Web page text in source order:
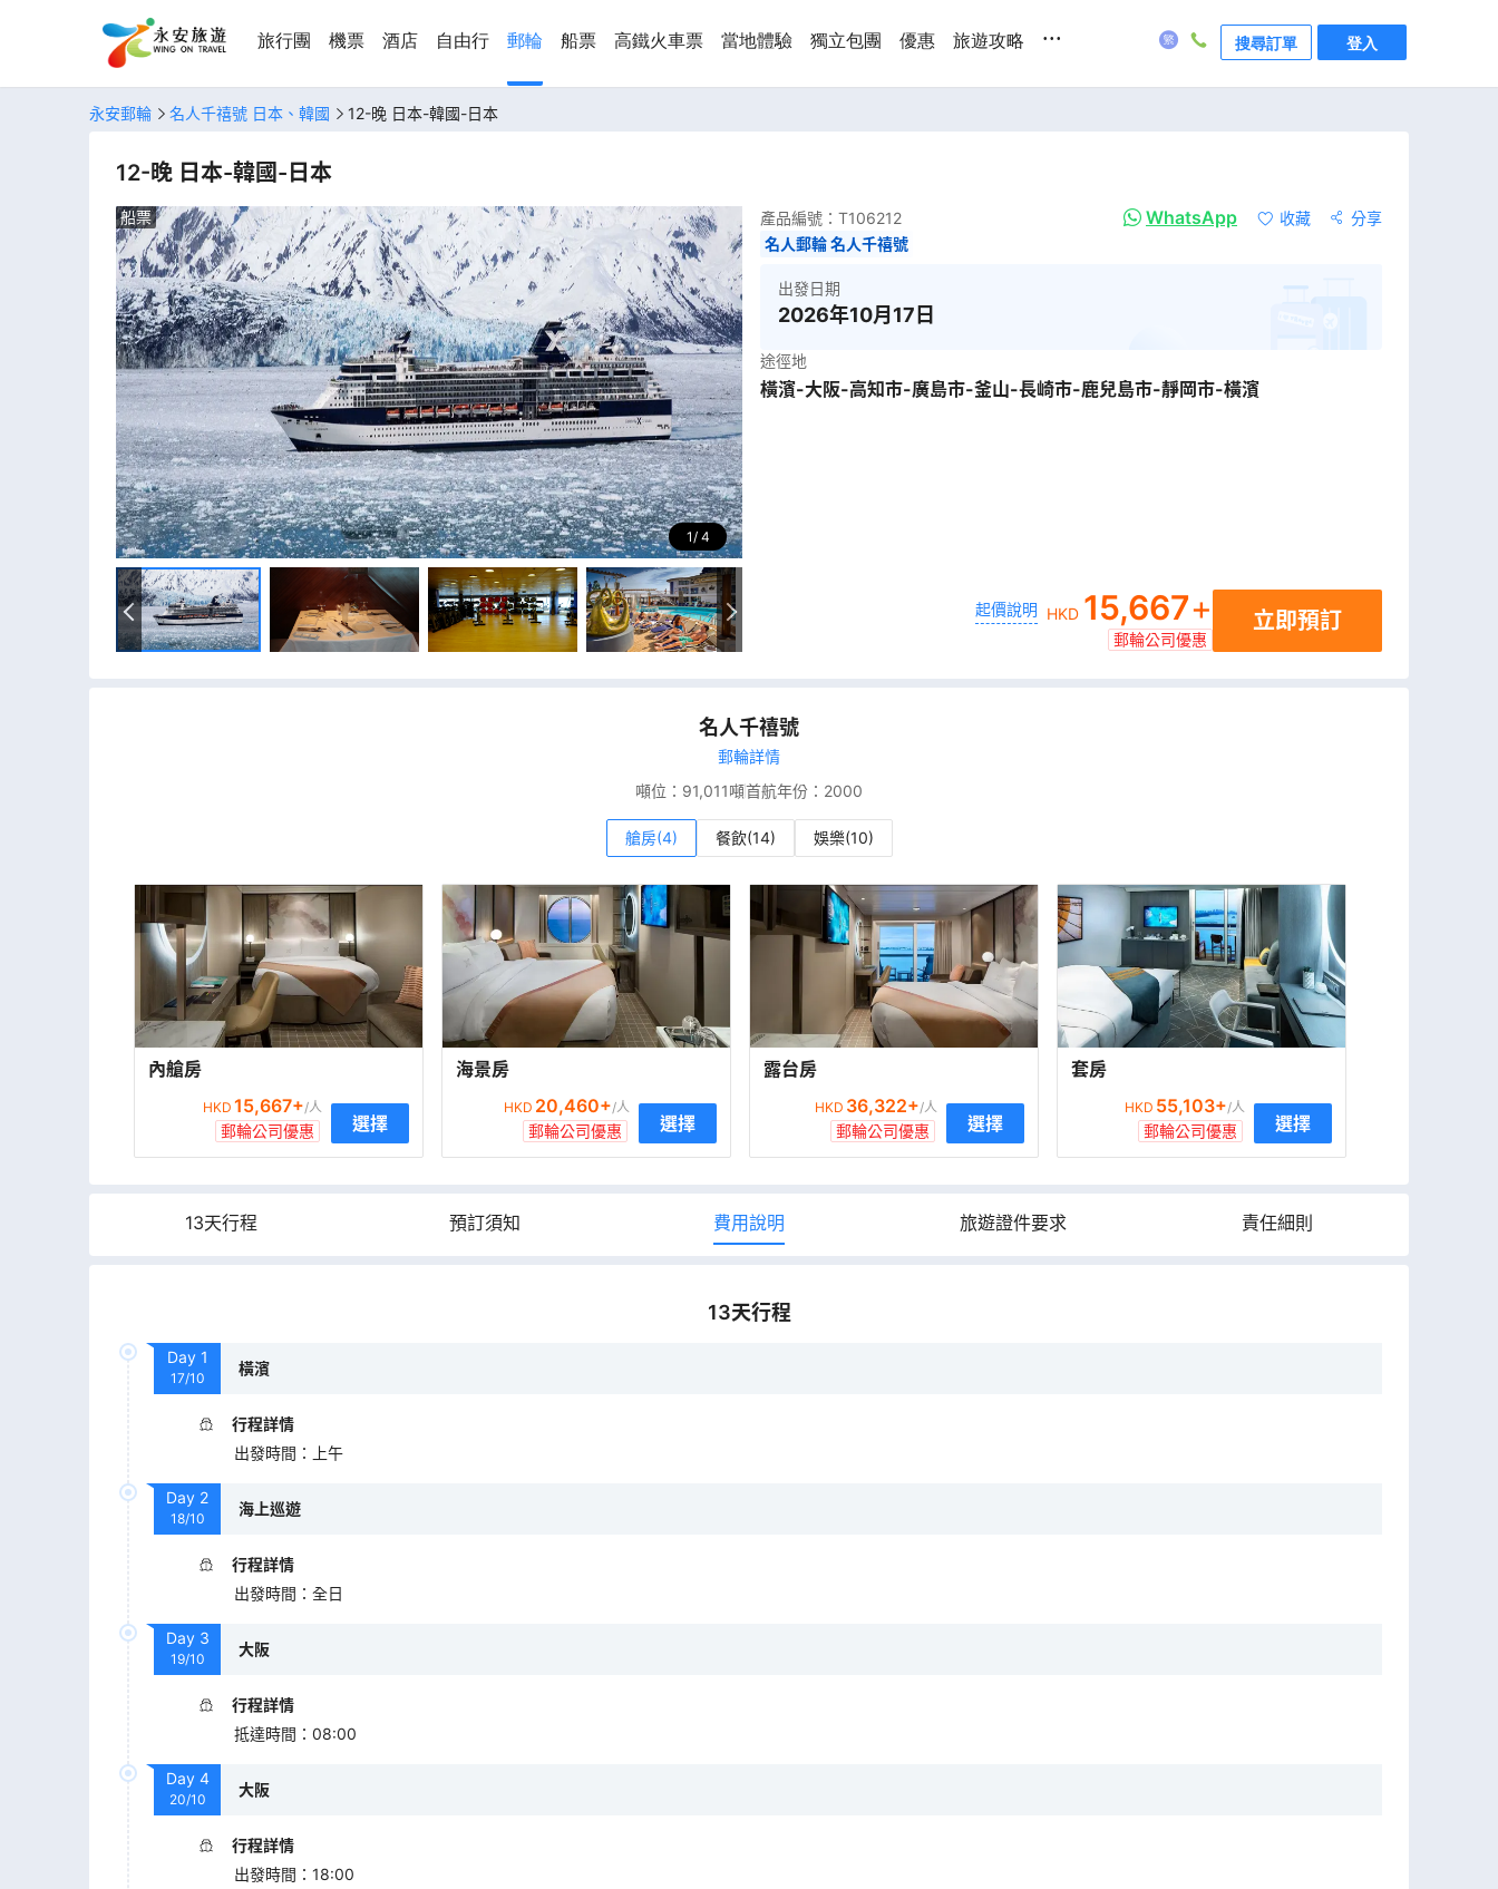
旅行團 機票 酒店 自由行 郵輪 船票 高鐵火車票 當地體驗 獨立包團 優惠 旅遊攻略 ... 搜尋訂單 登入
永安郵輪 名人千禧號 日本、韓國 12-晚 日本-韓國-日本
12-晚 日本-韓國-日本
1 4
船票 產品編號： T106212 WhatsApp 收藏
分享
名人郵輪 名人千禧號
出發日期
2026年10月17日
途徑地
橫濱-大阪-高知市-廣島市-釜山-長崎市-鹿兒島市-靜岡市-橫濱
起價說明 HKD 15,667+
郵輪公司優惠
立即預訂
名人千禧號
郵輪詳情
噸位： 91,011噸首航年份： 2000
艙房(4) 餐飲(14) 娛樂(10)
內艙房
HKD 15,667+/人
郵輪公司優惠 選擇
海景房
HKD 20,460+/人
郵輪公司優惠 選擇
露台房
HKD 36,322+/人
郵輪公司優惠 選擇
套房
HKD 55,103+/人
郵輪公司優惠 選擇
13天行程 預訂須知 費用說明 旅遊證件要求 責任細則
13天行程
Day 1
17/10
橫濱
行程詳情
出發時間 ： 上午
Day 2
18/10
海上巡遊
行程詳情
出發時間 ： 全日
Day 3
19/10
大阪
行程詳情
抵達時間 ： 08:00
Day 4
20/10
大阪
行程詳情
出發時間 ： 18:00